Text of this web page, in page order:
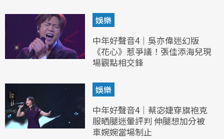
娛樂
中年好聲音4｜吳亦偉迷幻版
《花心》惹爭議！張佳添海兒現
場觀點相交鋒
娛樂
中年好聲音4｜蔡宓婕穿旗袍克
服晒腿迷暈評判 伸腿想加分被
車婉婉當場制止